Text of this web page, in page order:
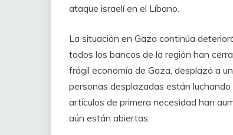
ataque israelí en el Líbano.
La situación en Gaza continúa
todos los bancos de la región han
frágil economía de Gaza, desplazó a
personas desplazadas están
artículos de primera necesidad han
aún están abiertas.